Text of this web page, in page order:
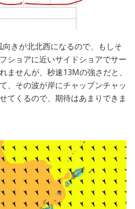
きが北北西になるので、もしそ
ショアに近いサイドショアでサー
ませんが、秒速13Mの強さだと、
、その波が岸にチャップンチャッ
てくるので、期待はあまりできま